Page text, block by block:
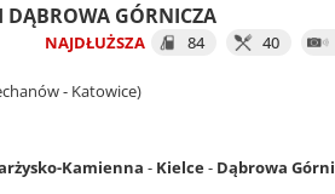
DĄBROWA GÓRNICZA
NAJDŁUŻSZA 84 40
- Katowice)
Kamienna - Kielce- Dąbrowa